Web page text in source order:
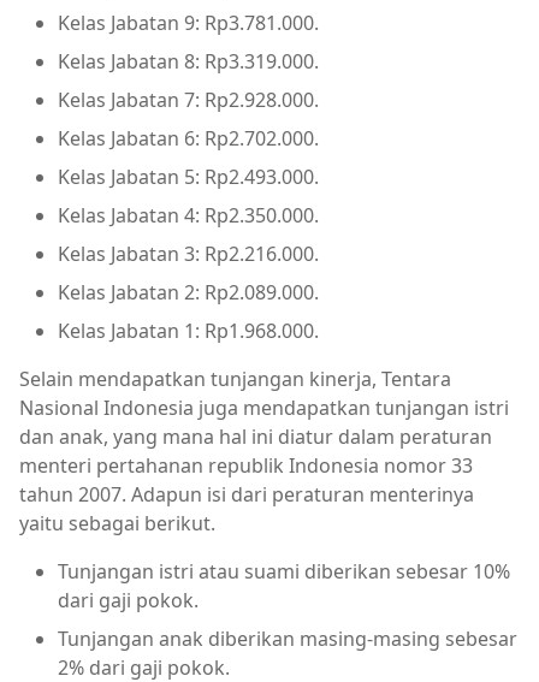
Kelas Jabatan 9: Rp3.781.000.
Kelas Jabatan 8: Rp3.319.000.
Kelas Jabatan 7: Rp2.928.000.
Kelas Jabatan 6: Rp2.702.000.
Kelas Jabatan 5: Rp2.493.000.
Kelas Jabatan 4: Rp2.350.000.
Kelas Jabatan 3: Rp2.216.000.
Kelas Jabatan 2: Rp2.089.000.
Kelas Jabatan 1: Rp1.968.000.
Selain mendapatkan tunjangan kinerja, Tentara
Nasional Indonesia juga mendapatkan tunjangan istri
dan anak, yang mana hal ini diatur dalam peraturan
menteri pertahanan republik Indonesia nomor 33
tahun 2007. Adapun isi dari peraturan menterinya
yaitu sebagai berikut.
Tunjangan istri atau suami diberikan sebesar 10%
dari gaji pokok.
Tunjangan anak diberikan masing-masing sebesar
2% dari gaji pokok.